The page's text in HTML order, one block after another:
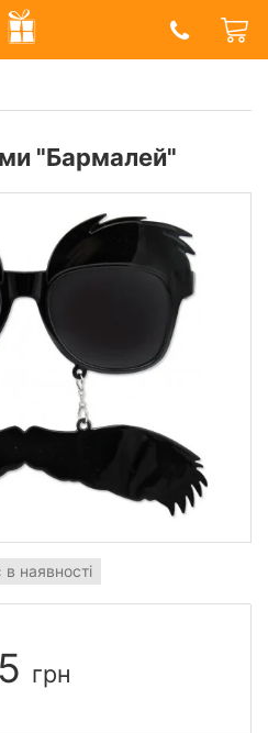
Prazdnik
Shop
"Бармалей"
наявності
грн